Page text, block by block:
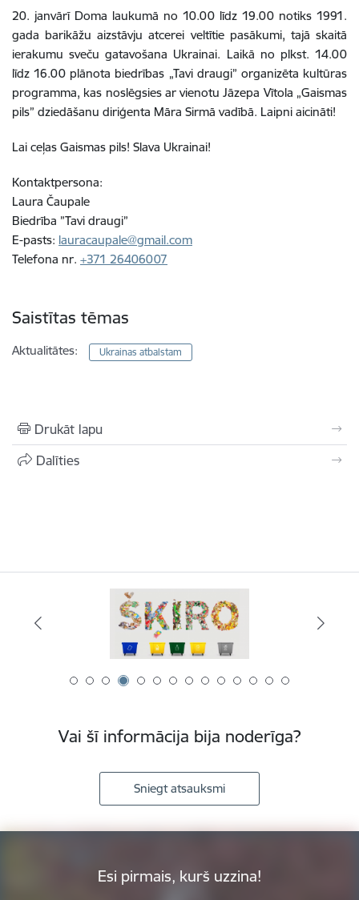
20. janvārī Doma laukumā no 10.00 līdz 19.00 notiks 1991.
gada barikāžu aizstāvju atcerei veltītie pasākumi, tajā skaitā
ierakumu sveču gatavošana Ukrainai. Laikā no plkst. 14.00
līdz 16.00 plānota biedrības „Tavi draugi” organizēta kultūras
programma, kas noslēgsies ar vienotu Jāzepa Vītola „Gaismas
pils” dziedāšanu diriģenta Māra Sirmā vadībā. Laipni aicināti!
Lai ceļas Gaismas pils! Slava Ukrainai!
Kontaktpersona:
Laura Čaupale
Biedrība ”Tavi draugi”
E-pasts: lauracaupale@gmail.com
Telefona nr. +371 26406007
Saistītas tēmas
Aktualitātes: Ukrainas atbalstam
Drukāt lapu
Dalīties
Vai šī informācija bija noderīga?
Sniegt atsauksmi
Esi pirmais, kurš uzzina!